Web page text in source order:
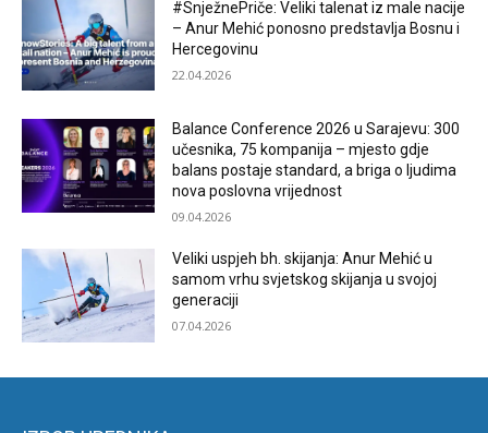
#SnježnePriče: Veliki talenat iz male nacije
– Anur Mehić ponosno predstavlja Bosnu i
Hercegovinu
22.04.2026
Balance Conference 2026 u Sarajevu: 300
učesnika, 75 kompanija – mjesto gdje
balans postaje standard, a briga o ljudima
nova poslovna vrijednost
09.04.2026
Veliki uspjeh bh. skijanja: Anur Mehić u
samom vrhu svjetskog skijanja u svojoj
generaciji
07.04.2026